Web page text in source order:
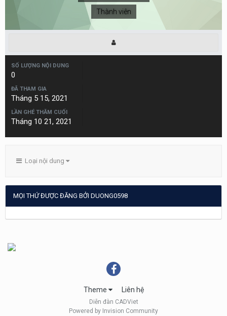
Thành viên
SỐ LƯỢNG NỘI DUNG
0
ĐÃ THAM GIA
Tháng 5 15, 2021
LẦN GHÉ THĂM CUỐI
Tháng 10 21, 2021
Loại nội dung
MỌI THỨ ĐƯỢC ĐĂNG BỞI DUONG0598
Theme Liên hệ
Diễn đàn CADViet
Powered by Invision Community